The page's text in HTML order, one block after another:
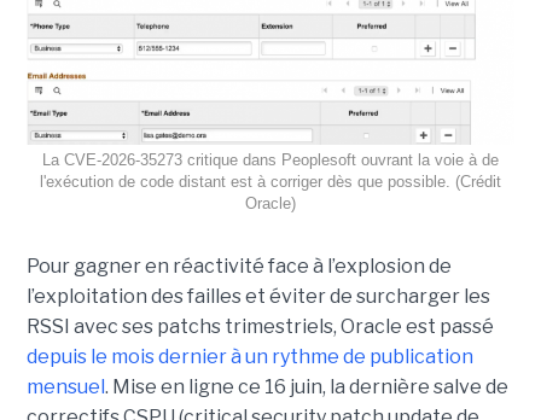
La CVE-2026-35273 critique dans Peoplesoft ouvrant la voie à de
l'exécution de code distant est à corriger dès que possible. (Crédit
Oracle)
Pour gagner en réactivité face à l’explosion de
l’exploitation des failles et éviter de surcharger les
RSSI avec ses patchs trimestriels, Oracle est passé
depuis le mois dernier à un rythme de publication
mensuel . Mise en ligne ce 16 juin, la dernière salve de